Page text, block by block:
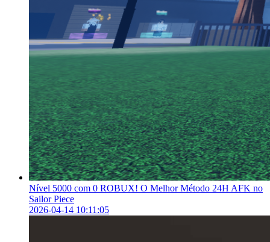
Nível 5000 com 0 ROBUX! O Melhor Método 24H AFK no
Sailor Piece
2026-04-14 10:11:05